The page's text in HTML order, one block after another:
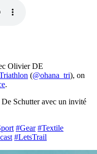
Olivier DE
(@ohana_tri), on
.
Schutter avec un invité
#Gear #Textile
#LetsTrail